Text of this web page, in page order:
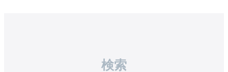
検索